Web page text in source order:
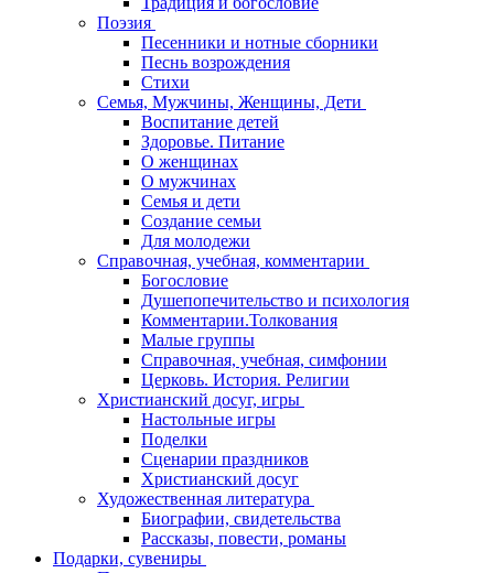
Поэзия
Песенники и нотные сборники
Песнь возрождения
Стихи
Семья, Мужчины, Женщины, Дети
Воспитание детей
Здоровье. Питание
О женщинах
О мужчинах
Семья и дети
Создание семьи
Для молодежи
Справочная, учебная, комментарии
Богословие
Душепопечительство и психология
Комментарии.Толкования
Малые группы
Справочная, учебная, симфонии
Церковь. История. Религии
Христианский досуг, игры
Настольные игры
Поделки
Сценарии праздников
Христианский досуг
Художественная литература
Биографии, свидетельства
Рассказы, повести, романы
Подарки, сувениры